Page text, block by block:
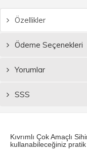
Özellikler
Ödeme Seçenekleri
Yorumlar
SSS
Kıvrımlı Çok Amaçlı
kullanabileceğiniz pratik